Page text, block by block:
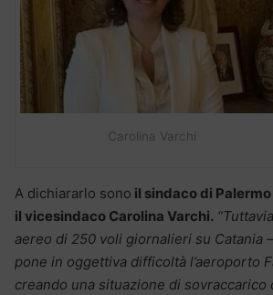
Carolina Varchi
A dichiararlo sono il sindaco di
il vicesindaco Carolina Varchi.
aereo di 250 voli giornalieri su Catania
pone in oggettiva difficoltà l’aeroporto
creando una situazione di